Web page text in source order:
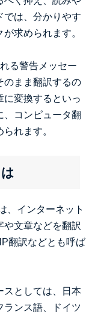
では、分かりやす
求められます。
る警告メッセー
のまま翻訳するの
に変換するといっ
、コンピュータ翻
れます。
、インターネット
や文章などを翻訳
翻訳などとも呼ば
スとしては、日本
ランス語、ドイツ